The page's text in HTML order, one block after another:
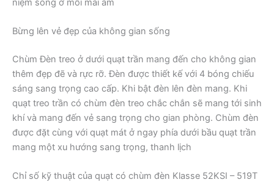
Bừng lên vẻ đẹp của không gian sống
Chùm Đèn treo ở dưới quạt trần mang đến cho không gian
thêm đẹp đẽ và rực rỡ. Đèn được thiết kế với 4 bóng chiếu
sáng sang trọng cao cấp. Khi bật đèn lên đèn mang. Khi
quạt treo trần có chùm đèn treo chắc chắn sẽ mang tới sinh
khí và mang đến vẻ sang trọng cho gian phòng. Chùm đèn
được đặt cùng với quạt mát ở ngay phía dưới bầu quạt trần
mang một xu hướng sang trọng, thanh lịch
Chỉ số kỹ thuật của quạt có chùm đèn Klasse 52KSI – 519T